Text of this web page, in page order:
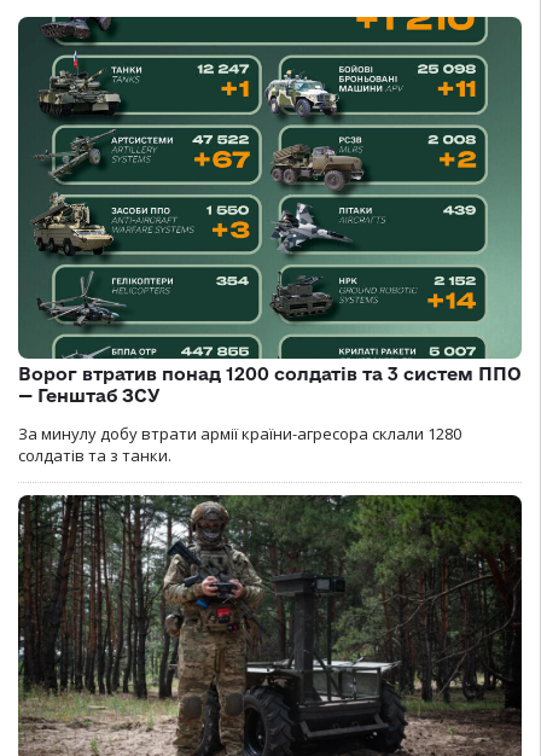
Ворог втратив понад 1200 солдатів та 3 систем ППО
— Генштаб ЗСУ
За минулу добу втрати армії країни-агресора склали 1280
солдатів та з танки.